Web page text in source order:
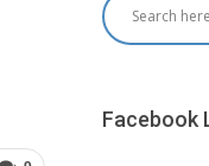
Facebook